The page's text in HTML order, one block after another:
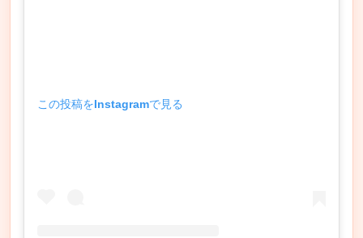
この投稿をInstagramで見る